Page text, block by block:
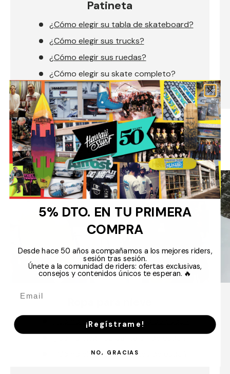
Patineta
¿Cómo elegir su tabla de skateboard?
¿Cómo elegir sus trucks?
¿Cómo elegir sus ruedas?
¿Cómo elegir su skate completo?
Guía de Compra Montaña
¿Cómo elegir su chaqueta de esquí?
¿Cómo elegir su pantalón de esquí?
¿Cómo elegir sus guantes de esquí?
5% DTO. EN TU PRIMERA
COMPRA
Desde hace 50 años acompañamos a los mejores riders,
sesión tras sesión.
Únete a la comunidad de riders: ofertas exclusivas,
consejos y contenidos únicos te esperan. 🔥
¡Regístrame!
NO, GRACIAS